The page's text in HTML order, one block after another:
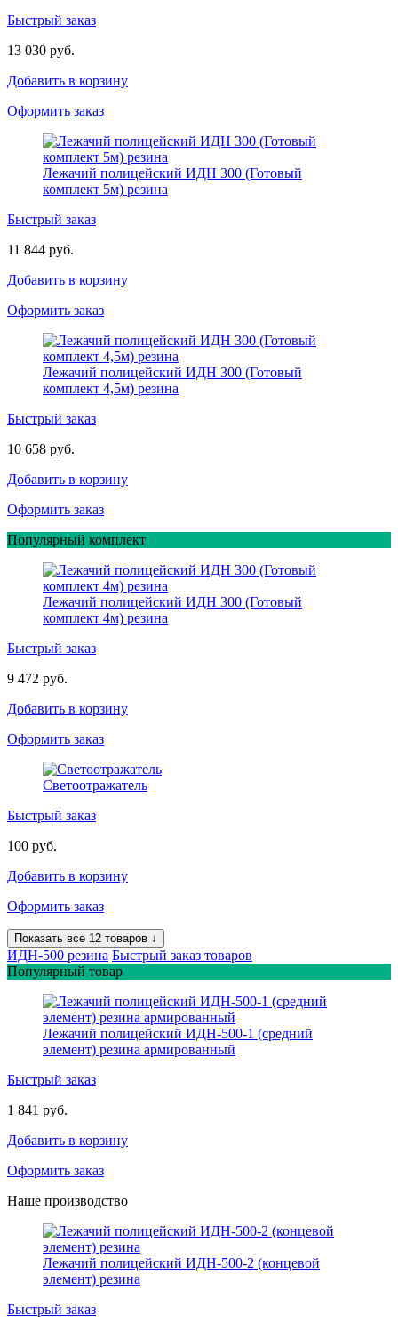
Быстрый заказ
13 030 руб.
Добавить в корзину
Оформить заказ
Лежачий полицейский ИДН 300 (Готовый
комплект 5м) резина
Быстрый заказ
11 844 руб.
Добавить в корзину
Оформить заказ
Лежачий полицейский ИДН 300 (Готовый
комплект 4,5м) резина
Быстрый заказ
10 658 руб.
Добавить в корзину
Оформить заказ
Популярный комплект
Лежачий полицейский ИДН 300 (Готовый
комплект 4м) резина
Быстрый заказ
9 472 руб.
Добавить в корзину
Оформить заказ
Светоотражатель
Быстрый заказ
100 руб.
Добавить в корзину
Оформить заказ
Показать все 12 товаров ↓
ИДН-500 резина Быстрый заказ товаров
Популярный товар
Лежачий полицейский ИДН-500-1 (средний
элемент) резина армированный
Быстрый заказ
1 841 руб.
Добавить в корзину
Оформить заказ
Наше производство
Лежачий полицейский ИДН-500-2 (концевой
элемент) резина
Быстрый заказ